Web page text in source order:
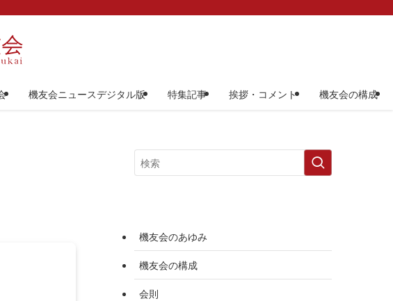
機友会ニュースデジタル版 特集記事 挨拶・コメント 機友会の構成
機友会のあゆみ
機友会の構成
会則